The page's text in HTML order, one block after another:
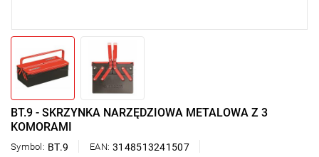
BT.9 - SKRZYNKA NARZĘDZIOWA METALOWA Z 3
KOMORAMI
Symbol: BT.9 EAN: 3148513241507